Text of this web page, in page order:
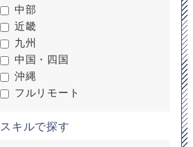
中部
近畿
九州
中国・四国
沖縄
フルリモート
スキルで探す